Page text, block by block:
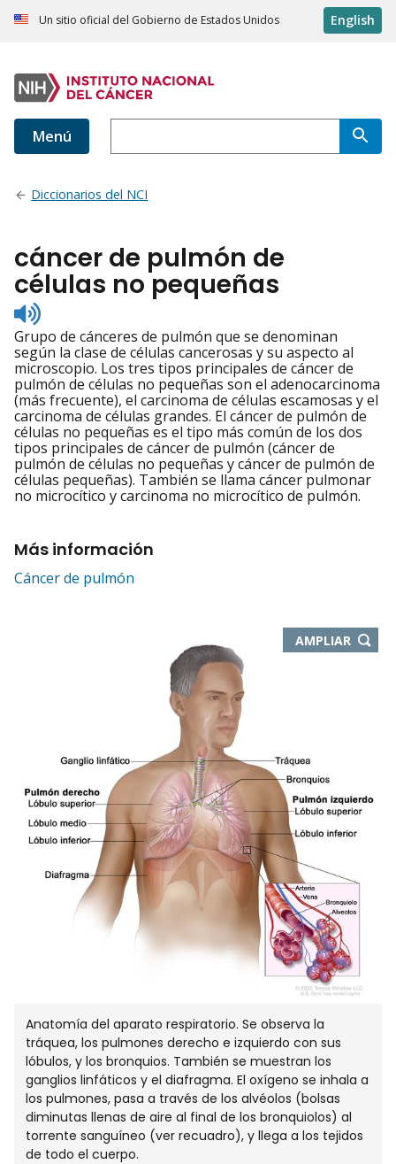
Un sitio oficial del Gobierno de Estados Unidos English
Menú
Diccionarios del NCI
cáncer de pulmón de
células no pequeñas
Listen
to
pronunciation
Grupo de cánceres de pulmón que se denominan
según la clase de células cancerosas y su aspecto al
microscopio. Los tres tipos principales de cáncer de
pulmón de células no pequeñas son el adenocarcinoma
(más frecuente), el carcinoma de células escamosas y el
carcinoma de células grandes. El cáncer de pulmón de
células no pequeñas es el tipo más común de los dos
tipos principales de cáncer de pulmón (cáncer de
pulmón de células no pequeñas y cáncer de pulmón de
células pequeñas). También se llama cáncer pulmonar
no microcítico y carcinoma no microcítico de pulmón.
Más información
Cáncer de pulmón
AMPLIAR-
ABRE
Anatomía del aparato respiratorio. Se observa la
tráquea, los pulmones derecho e izquierdo con sus
lóbulos, y los bronquios. También se muestran los
ganglios linfáticos y el diafragma. El oxígeno se inhala a
los pulmones, pasa a través de los alvéolos (bolsas
diminutas llenas de aire al final de los bronquiolos) al
torrente sanguíneo (ver recuadro), y llega a los tejidos
de todo el cuerpo.